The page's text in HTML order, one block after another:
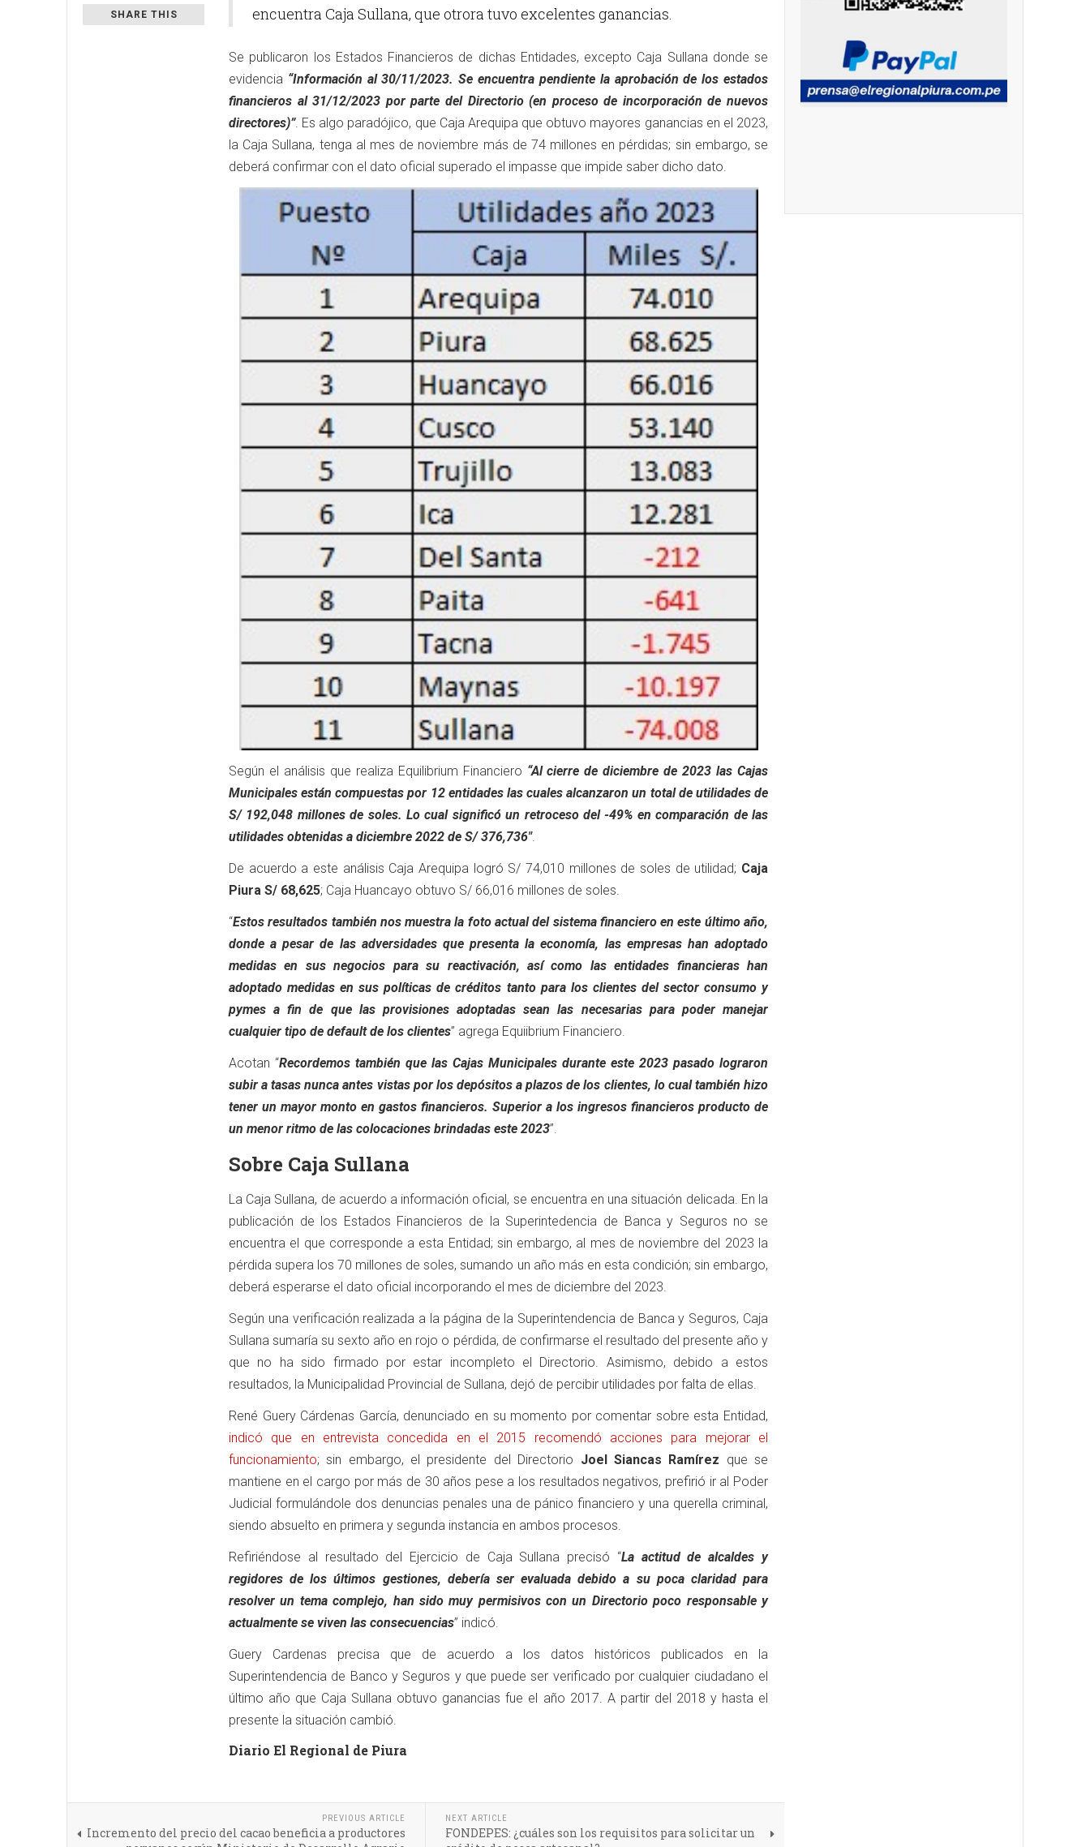
SHARE THIS
encuentra Caja Sullana, que otrora tuvo excelentes ganancias.
Se publicaron los Estados Financieros de dichas Entidades, excepto Caja Sullana donde se
evidencia “Información al 30/11/2023. Se encuentra pendiente la aprobación de los estados
financieros al 31/12/2023 por parte del Directorio (en proceso de incorporación de nuevos
directores)”. Es algo paradójico, que Caja Arequipa que obtuvo mayores ganancias en el 2023,
la Caja Sullana, tenga al mes de noviembre más de 74 millones en pérdidas; sin embargo, se
deberá confirmar con el dato oficial superado el impasse que impide saber dicho dato.
Según el análisis que realiza Equilibrium Financiero “Al cierre de diciembre de 2023 las Cajas
Municipales están compuestas por 12 entidades las cuales alcanzaron un total de utilidades de
S/ 192,048 millones de soles. Lo cual significó un retroceso del -49% en comparación de las
utilidades obtenidas a diciembre 2022 de S/ 376,736".
De acuerdo a este análisis Caja Arequipa logró S/ 74,010 millones de soles de utilidad; Caja
Piura S/ 68,625; Caja Huancayo obtuvo S/ 66,016 millones de soles.
“Estos resultados también nos muestra la foto actual del sistema financiero en este último año,
donde a pesar de las adversidades que presenta la economía, las empresas han adoptado
medidas en sus negocios para su reactivación, así como las entidades financieras han
adoptado medidas en sus políticas de créditos tanto para los clientes del sector consumo y
pymes a fin de que las provisiones adoptadas sean las necesarias para poder manejar
cualquier tipo de default de los clientes” agrega Equiibrium Financiero.
Acotan “Recordemos también que las Cajas Municipales durante este 2023 pasado lograron
subir a tasas nunca antes vistas por los depósitos a plazos de los clientes, lo cual también hizo
tener un mayor monto en gastos financieros. Superior a los ingresos financieros producto de
un menor ritmo de las colocaciones brindadas este 2023”.
Sobre Caja Sullana
La Caja Sullana, de acuerdo a información oficial, se encuentra en una situación delicada. En la
publicación de los Estados Financieros de la Superintedencia de Banca y Seguros no se
encuentra el que corresponde a esta Entidad; sin embargo, al mes de noviembre del 2023 la
pérdida supera los 70 millones de soles, sumando un año más en esta condición; sin embargo,
deberá esperarse el dato oficial incorporando el mes de diciembre del 2023.
Según una verificación realizada a la página de la Superintendencia de Banca y Seguros, Caja
Sullana sumaría su sexto año en rojo o pérdida, de confirmarse el resultado del presente año y
que no ha sido firmado por estar incompleto el Directorio. Asimismo, debido a estos
resultados, la Municipalidad Provincial de Sullana, dejó de percibir utilidades por falta de ellas.
René Guery Cárdenas García, denunciado en su momento por comentar sobre esta Entidad,
indicó que en entrevista concedida en el 2015 recomendó acciones para mejorar el
funcionamiento; sin embargo, el presidente del Directorio Joel Siancas Ramírez que se
mantiene en el cargo por más de 30 años pese a los resultados negativos, prefirió ir al Poder
Judicial formulándole dos denuncias penales una de pánico financiero y una querella criminal,
siendo absuelto en primera y segunda instancia en ambos procesos.
Refiriéndose al resultado del Ejercicio de Caja Sullana precisó “La actitud de alcaldes y
regidores de los últimos gestiones, debería ser evaluada debido a su poca claridad para
resolver un tema complejo, han sido muy permisivos con un Directorio poco responsable y
actualmente se viven las consecuencias” indicó.
Guery Cardenas precisa que de acuerdo a los datos históricos publicados en la
Superintendencia de Banco y Seguros y que puede ser verificado por cualquier ciudadano el
último año que Caja Sullana obtuvo ganancias fue el año 2017. A partir del 2018 y hasta el
presente la situación cambió.
Diario El Regional de Piura
PREVIOUS ARTICLE
Incremento del precio del cacao beneficia a productores
NEXT ARTICLE
FONDEPES: ¿cuáles son los requisitos para solicitar un